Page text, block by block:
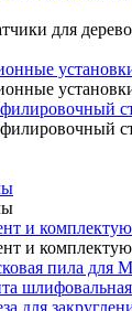
для
и
и
пила для
шлифовальная
для